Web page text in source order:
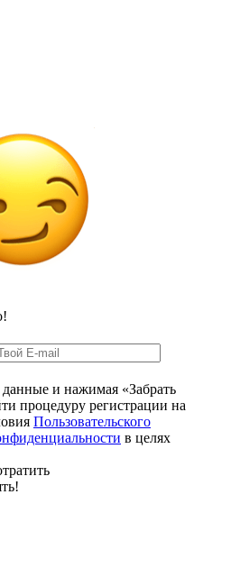
и нажимая «Забрать
процедуру регистрации на
Пользовательского
в целях